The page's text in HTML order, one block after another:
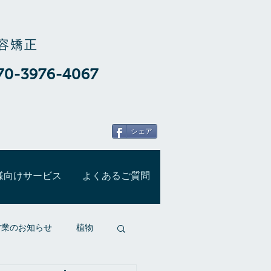
矯正
3976-4067
シェア
向けサービス よくあるご質問
のお知らせ 植物